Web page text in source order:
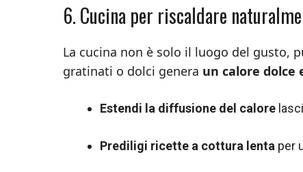
6. Cucina per riscaldare
La cucina non è solo il luogo del gusto,
gratinati o dolci genera un calore dolce
Estendi la diffusione del calore
Prediligi ricette a cottura lenta per